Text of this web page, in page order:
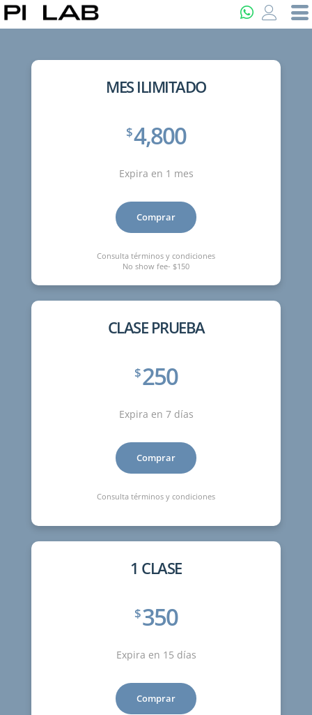
MES ILIMITADO
$4,800
Expira en 1 mes
Comprar
Consulta términos y condiciones
No show fee- $150
CLASE PRUEBA
$250
Expira en 7 días
Comprar
Consulta términos y condiciones
1 CLASE
$350
Expira en 15 días
Comprar